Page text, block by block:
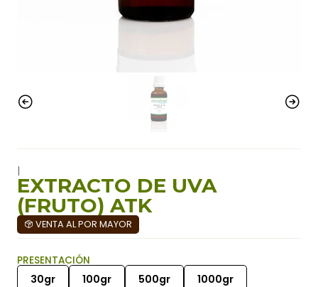
|
EXTRACTO DE UVA
(FRUTO) ATK
VENTA AL POR MAYOR
PRESENTACIÓN
30gr 100gr 500gr 1000gr